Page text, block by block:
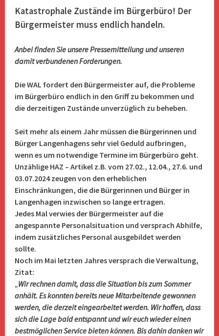
Katastrophale Zustände im Bürgerbüro! Der
Bürgermeister muss endlich handeln.
Anbei finden Sie unsere Pressemitteilung und unseren
damit verbundenen Forderungen.
Die WAL fordert den Bürgermeister auf, die Probleme
im Bürgerbüro endlich in den Griff zu bekommen und
die derzeitigen Zustände unverzüglich zu beheben.
Seit mehr als einem Jahr müssen die Bürgerinnen und
Bürger Langenhagens sehr viel Geduld aufbringen,
wenn es um notwendige Termine im Bürgerbüro geht.
Unzählige HAZ – Artikel z.B. vom 27.02., 12.04., 27.6. und
03.07.2024 zeugen von den erheblichen
Einschränkungen, die die Bürgerinnen und Bürger in
Langenhagen inzwischen so lange ertragen.
Jedes Mal verwies der Bürgermeister auf die
angespannte Personalsituation und versprach Abhilfe,
indem zusätzliches Personal ausgebildet werden
sollte.
Noch im Mai letzten Jahres versprach die Verwaltung,
Zitat:
„Wir rechnen damit, dass die Situation bis zum Sommer
anhält. Es konnten bereits neue Mitarbeitende gewonnen
werden, die derzeit eingearbeitet werden. Wir hoffen, dass
sich die Lage bald entspannt und wir euch wieder einen
bestmöglichen Service bieten können. Bis dahin danken wir